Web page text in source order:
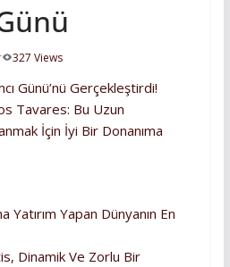
327 Views
Günü’nü Gerçekleştirdi!
Tavares: Bu Uzun
İçin İyi Bir Donanıma
Yapan Dünyanın En
Dinamik Ve Zorlu Bir